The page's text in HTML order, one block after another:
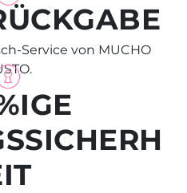
Service von MUCHO